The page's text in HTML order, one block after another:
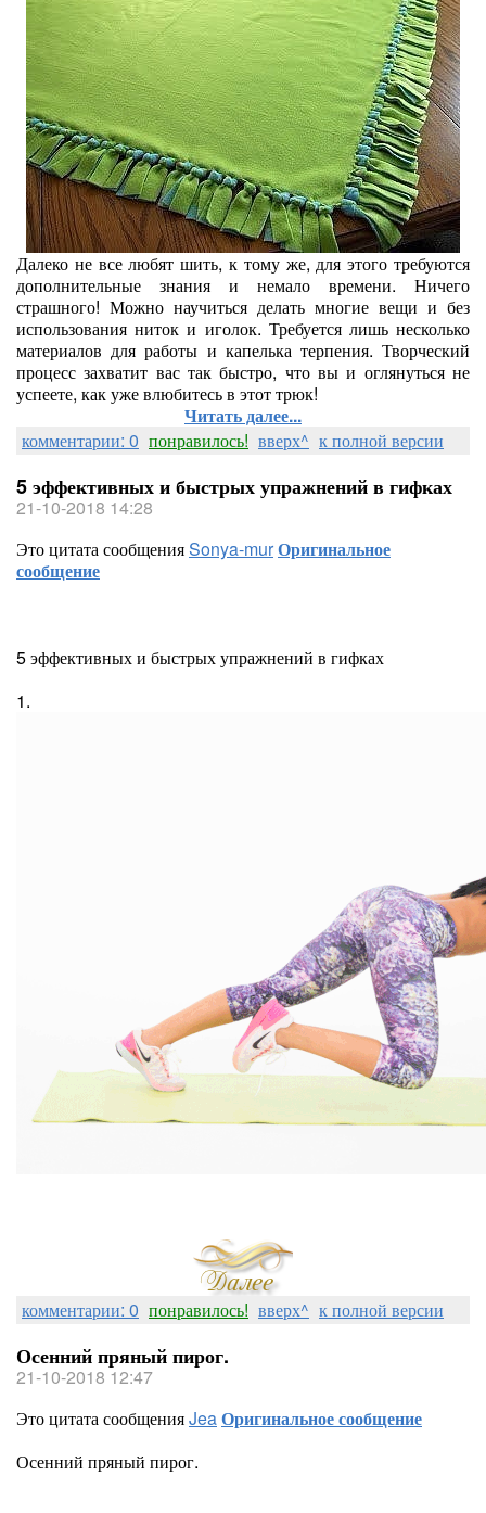
Далеко не все любят шить, к тому же, для этого требуются
дополнительные знания и немало времени. Ничего
страшного! Можно научиться делать многие вещи и без
использования ниток и иголок. Требуется лишь несколько
материалов для работы и капелька терпения. Творческий
процесс захватит вас так быстро, что вы и оглянуться не
успеете, как уже влюбитесь в этот трюк!
Читать далее...
комментарии: 0 понравилось! вверх^ к полной версии
5 эффективных и быстрых упражнений в гифках
21-10-2018 14:28
Это цитата сообщенияSonya-murОригинальное
сообщение
5 эффективных и быстрых упражнений в гифках
1.
комментарии: 0 понравилось! вверх^ к полной версии
Осенний пряный пирог.
21-10-2018 12:47
Это цитата сообщенияJeaОригинальное сообщение
Осенний пряный пирог.